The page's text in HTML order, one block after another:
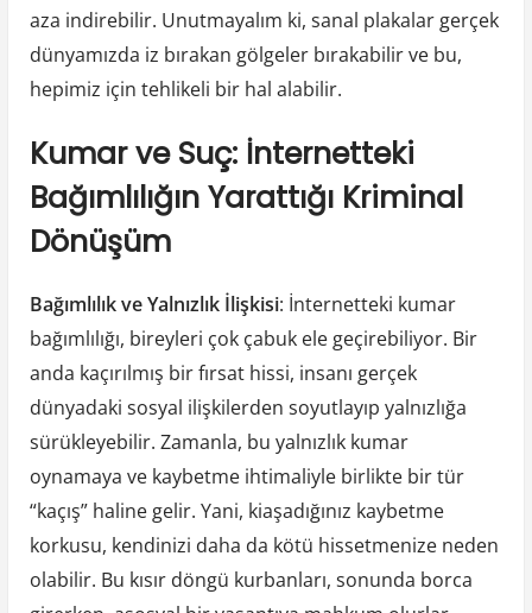
aza indirebilir. Unutmayalım ki, sanal plakalar gerçek
dünyamızda iz bırakan gölgeler bırakabilir ve bu,
hepimiz için tehlikeli bir hal alabilir.
Kumar ve Suç: İnternetteki
Bağımlılığın Yarattığı Kriminal
Dönüşüm
Bağımlılık ve Yalnızlık İlişkisi: İnternetteki kumar
bağımlılığı, bireyleri çok çabuk ele geçirebiliyor. Bir
anda kaçırılmış bir fırsat hissi, insanı gerçek
dünyadaki sosyal ilişkilerden soyutlayıp yalnızlığa
sürükleyebilir. Zamanla, bu yalnızlık kumar
oynamaya ve kaybetme ihtimaliyle birlikte bir tür
“kaçış” haline gelir. Yani, kiaşadığınız kaybetme
korkusu, kendinizi daha da kötü hissetmenize neden
olabilir. Bu kısır döngü kurbanları, sonunda borca